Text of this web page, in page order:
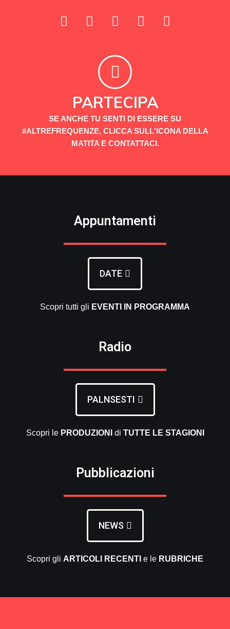
PARTECIPA
SE ANCHE TU SENTI DI ESSERE SU
#ALTREFREQUENZE, CLICCA SULL'ICONA DELLA
MATITA E CONTATTACI.
Appuntamenti
DATE
Scopri tutti gli EVENTI IN PROGRAMMA
Radio
PALNSESTI
Scopri le PRODUZIONI di TUTTE LE STAGIONI
Pubblicazioni
NEWS
Scopri gli ARTICOLI RECENTI e le RUBRICHE